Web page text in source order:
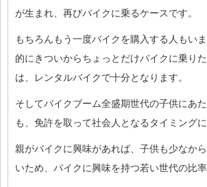
が生まれ、再びバイクに乗るケースです。
もちろんもう一度バイクを購入する人もい
的にきついからちょっとだけバイクに乗り
は、レンタルバイクで十分となります。
そしてバイクブーム全盛期世代の子供にあ
も、免許を取って社会人となるタイミングに
親がバイクに興味があれば、子供も少なか
いため、バイクに興味を持つ若い世代の比率